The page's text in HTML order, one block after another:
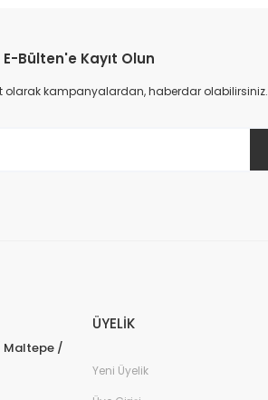
E-Bülten'e Kayıt Olun
olarak kampanyalardan, haberdar olabilirsiniz.
Maltepe /
ÜYELİK
Yeni Üyelik